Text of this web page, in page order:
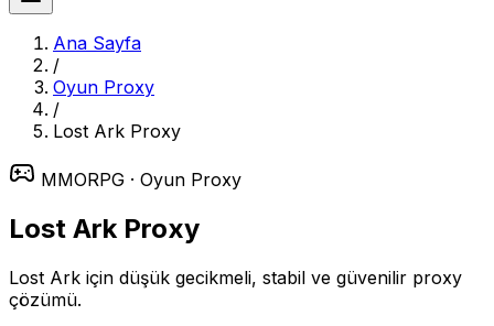
Ana Sayfa
/
Oyun Proxy
/
Lost Ark Proxy
MMORPG · Oyun Proxy
Lost ArkProxy
Lost Ark için düşük gecikmeli, stabil ve güvenilir proxy
çözümü.